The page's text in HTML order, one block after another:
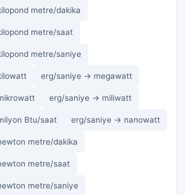
metre/dakika
metre/saat
metre/saniye
erg/saniye → megawatt
erg/saniye → miliwatt
Btu/saat erg/saniye → nanowatt
metre/dakika
metre/saat
metre/saniye